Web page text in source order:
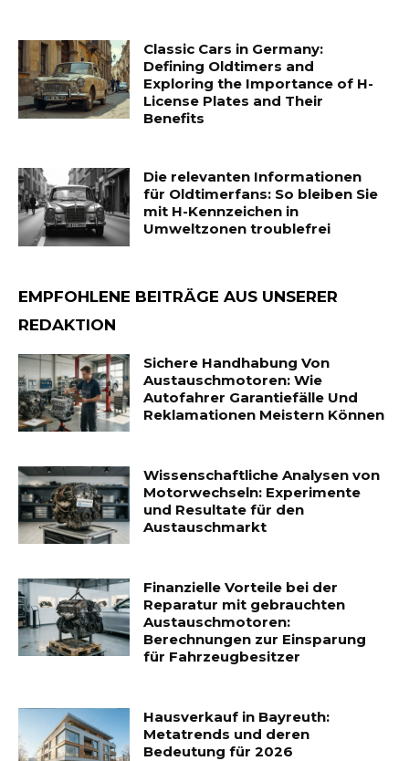
Classic Cars in Germany:
Defining Oldtimers and
Exploring the Importance of H-
License Plates and Their
Benefits
Die relevanten Informationen
für Oldtimerfans: So bleiben Sie
mit H-Kennzeichen in
Umweltzonen troublefrei
EMPFOHLENE BEITRÄGE AUS UNSERER
REDAKTION
Sichere Handhabung Von
Austauschmotoren: Wie
Autofahrer Garantiefälle Und
Reklamationen Meistern Können
Wissenschaftliche Analysen von
Motorwechseln: Experimente
und Resultate für den
Austauschmarkt
Finanzielle Vorteile bei der
Reparatur mit gebrauchten
Austauschmotoren:
Berechnungen zur Einsparung
für Fahrzeugbesitzer
Hausverkauf in Bayreuth:
Metatrends und deren
Bedeutung für 2026